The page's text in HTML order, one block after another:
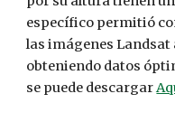
específico permitió
las imágenes
obteniendo datos
se puede descargar